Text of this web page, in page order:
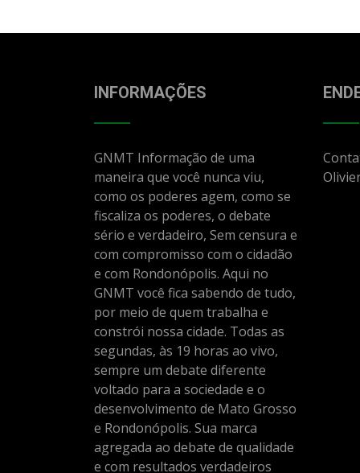
INFORMAÇÕES
GNMT Informação de uma
maneira que você nunca viu,
como os poderes agem, como se
fiscaliza os poderes, o debate
sério e verdadeiro, Sem censura e
com compromisso com o cidadão
e com Rondonópolis. Aqui no
GNMT você fica sabendo de tudo,
por meio de quem trabalha e
constrói nossa cidade. Todas as
segundas, às 19 horas ao vivo,
sempre um debate diferente
voltado para a sociedade e o
desenvolvimento de Mato Grosso
e Rondonópolis. Sua marca
agregada ao debate de qualidade
e com resultados verdadeiros